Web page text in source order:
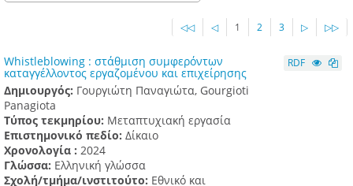
◁◁ ◁ 1 2 3 ▷ ▷▷
Whistleblowing : στάθμιση συμφερόντων
καταγγέλλοντος εργαζομένου και επιχείρησης
Δημιουργός: Γουργιώτη Παναγιώτα, Gourgioti
Panagiota
Τύπος τεκμηρίου: Μεταπτυχιακή εργασία
Επιστημονικό πεδίο: Δίκαιο
Χρονολογία : 2024
Γλώσσα: Ελληνική γλώσσα
Σχολή/τμήμα/ινστιτούτο: Εθνικό και
RDF